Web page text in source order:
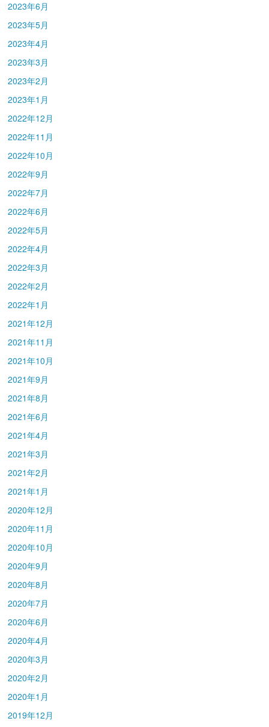
2023年6月
2023年5月
2023年4月
2023年3月
2023年2月
2023年1月
2022年12月
2022年11月
2022年10月
2022年9月
2022年7月
2022年6月
2022年5月
2022年4月
2022年3月
2022年2月
2022年1月
2021年12月
2021年11月
2021年10月
2021年9月
2021年8月
2021年6月
2021年4月
2021年3月
2021年2月
2021年1月
2020年12月
2020年11月
2020年10月
2020年9月
2020年8月
2020年7月
2020年6月
2020年4月
2020年3月
2020年2月
2020年1月
2019年12月